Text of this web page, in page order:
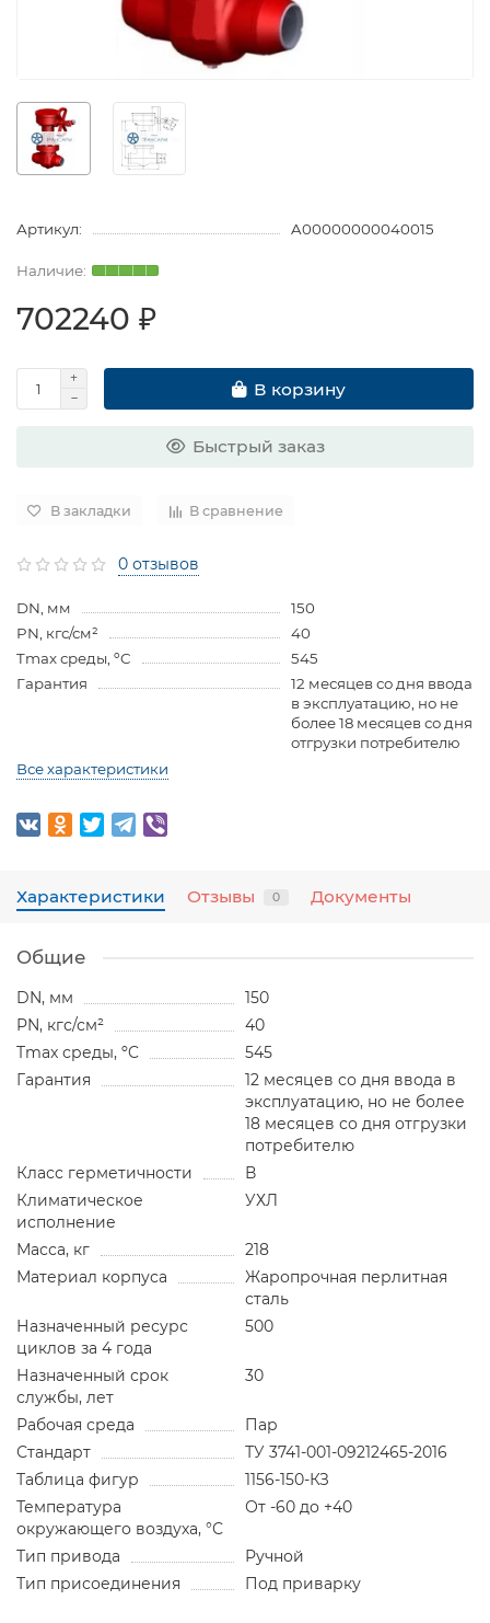
Артикул: A00000000040015
702240 ₽
В корзину
Быстрый заказ
В закладки В сравнение
0 отзывов
DN, мм
150
PN, кгс/см²
40
Tmax среды, ºC
545
Гарантия
12 месяцев со дня ввода
в эксплуатацию, но не
более 18 месяцев со дня
отгрузки потребителю
Все характеристики
Характеристики Отзывы 0 Документы
Общие
DN, мм
150
PN, кгс/см²
40
Tmax среды, ºC
545
Гарантия
12 месяцев со дня ввода в
эксплуатацию, но не более
18 месяцев со дня отгрузки
потребителю
Класс герметичности
В
Климатическое
исполнение
УХЛ
Масса, кг
218
Материал корпуса
Жаропрочная перлитная
сталь
Назначенный ресурс
циклов за 4 года
500
Назначенный срок
службы, лет
30
Рабочая среда
Пар
Стандарт
ТУ 3741-001-09212465-2016
Таблица фигур
1156-150-КЗ
Температура
окружающего воздуха, °С
От -60 до +40
Тип привода
Ручной
Тип присоединения
Под приварку